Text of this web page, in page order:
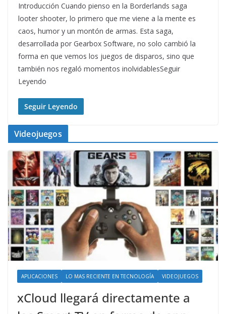
Introducción Cuando pienso en la Borderlands saga
looter shooter, lo primero que me viene a la mente es
caos, humor y un montón de armas. Esta saga,
desarrollada por Gearbox Software, no solo cambió la
forma en que vemos los juegos de disparos, sino que
también nos regaló momentos inolvidablesSeguir
Leyendo
Seguir Leyendo
Videojuegos
APLICACIONES LO MAS RECIENTE EN TECNOLOGÍA VIDEOJUEGOS
xCloud llegará directamente a